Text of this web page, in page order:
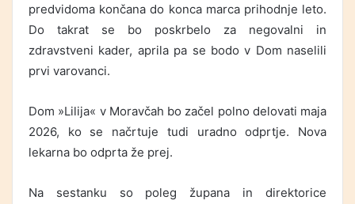
predvidoma končana do konca marca prihodnje leto.
Do takrat se bo poskrbelo za negovalni in
zdravstveni kader, aprila pa se bodo v Dom naselili
prvi varovanci.
Dom »Lilija« v Moravčah bo začel polno delovati maja
2026, ko se načrtuje tudi uradno odprtje. Nova
lekarna bo odprta že prej.
Na sestanku so poleg župana in direktorice